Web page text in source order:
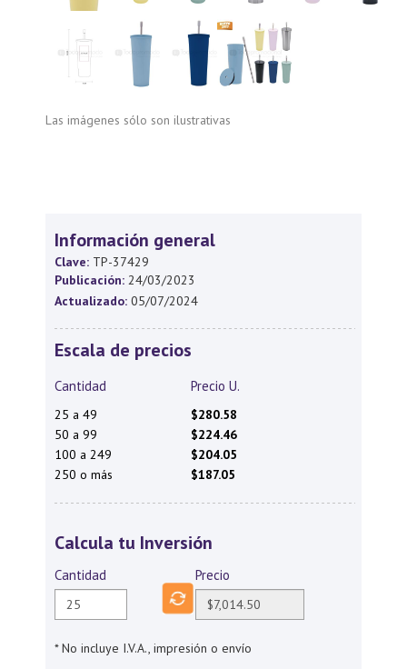
Las imágenes sólo son ilustrativas
Información general
Clave: TP-37429
Publicación: 24/03/2023
Actualizado: 05/07/2024
Escala de precios
Cantidad Precio U.
25 a 49
$280.58
50 a 99
$224.46
100 a 249
$204.05
250 o más
$187.05
Calcula tu Inversión
Cantidad Precio
* No incluye I.V.A., impresión o envío